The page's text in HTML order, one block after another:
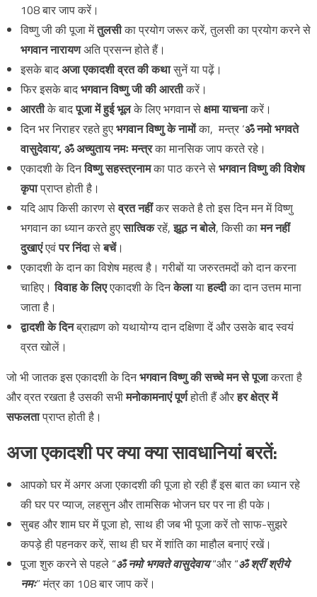
108 बार जाप करें।
विष्णु जी की पूजा मेंतुलसीका प्रयोग जरूर करें, तुलसी का प्रयोग करने से
भगवान नारायणअति प्रसन्न होते हैं।
इसके बादअजा एकादशी व्रत की कथासुनें या पढ़ें।
फिर इसके बादभगवान विष्णु जी की आरतीकरें।
आरतीके बादपूजा में हुई भूलके लिए भगवान सेक्षमा याचनाकरें।
दिन भर निराहर रहते हुएभगवान विष्णु के नामोंका, मन्त्र ‘ॐ नमो भगवते
वासुदेवाय’, ॐ अच्युताय नमः मन्त्रका मानसिक जाप करते रहे।
एकादशी के दिनविष्णु सहस्त्रनामका पाठ करने सेभगवान विष्णु की विशेष
कृपाप्राप्त होती है।
यदि आप किसी कारण सेव्रत नहींकर सकते है तो इस दिन मन में विष्णु
भगवान का ध्यान करते हुएसात्विकरहें,झूठ न बोले, किसी कामन नहीं
दुखाएंएवंपर निंदासेबचें।
एकादशी के दान का विशेष महत्व है। गरीबों या जरुरतमदों को दान करना
चाहिए।विवाह के लिएएकादशी के दिनकेलायाहल्दीका दान उत्तम माना
जाता है।
द्वादशी के दिनब्राह्मण को यथायोग्य दान दक्षिणा दें और उसके बाद स्वयं
व्रत खोलें।
जो भी जातक इस एकादशी के दिनभगवान विष्णु की सच्चे मन से पूजाकरता है
और व्रत रखता है उसकी सभीमनोकामनाएं पूर्णहोती हैं औरहर क्षेत्र में
सफलताप्राप्त होती है।
अजा एकादशी पर क्या क्या सावधानियां बरतें:
आपको घर में अगर अजा एकादशी की पूजा हो रही हैं इस बात का ध्यान रहे
की घर पर प्याज, लहसुन और तामसिक भोजन घर पर ना ही पके।
सुबह और शाम घर में पूजा हो, साथ ही जब भी पूजा करें तो साफ-सुझरे
कपड़े ही पहनकर करें, साथ ही घर में शांति का माहौल बनाएं रखें।
पूजा शुरु करने से पहले “ॐ नमो भगवते वासुदेवाय“और “ॐ श्रीं श्रीये
नमः” मंत्र का 108 बार जाप करें।